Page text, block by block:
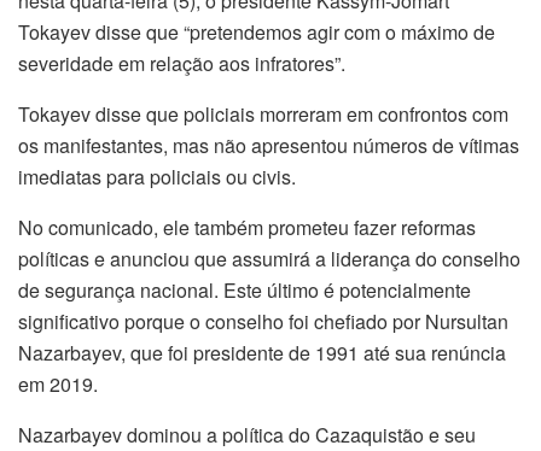
Tokayev disse que “pretendemos agir com o máximo de
severidade em relação aos infratores”.
Tokayev disse que policiais morreram em confrontos com
os manifestantes, mas não apresentou números de vítimas
imediatas para policiais ou civis.
No comunicado, ele também prometeu fazer reformas
políticas e anunciou que assumirá a liderança do conselho
de segurança nacional. Este último é potencialmente
significativo porque o conselho foi chefiado por Nursultan
Nazarbayev, que foi presidente de 1991 até sua renúncia
em 2019.
Nazarbayev dominou a política do Cazaquistão e seu